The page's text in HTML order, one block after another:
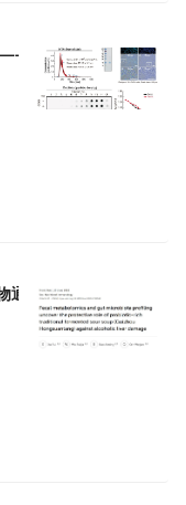
新型“诱饵”筛选法能
过“菌群-代谢”双通路